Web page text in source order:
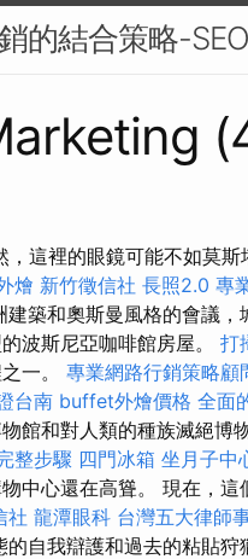
的結合策略-
，這裡的眼鏡可能不如莫
燴 新竹徵信社 長照2.0 專
建築和奧斯曼風格的會議
波斯尼亞咖啡館房屋。 打
一。 專業網路行銷策略顧
台南 buffet外燴價格 全面
館和對人類的種族滅絕博
整步驟 四門冰箱 坐月子中
中心還在高聳。 現在，
社 龍潭眼科 台灣五大律師
的自我辯護和過去的粘貼